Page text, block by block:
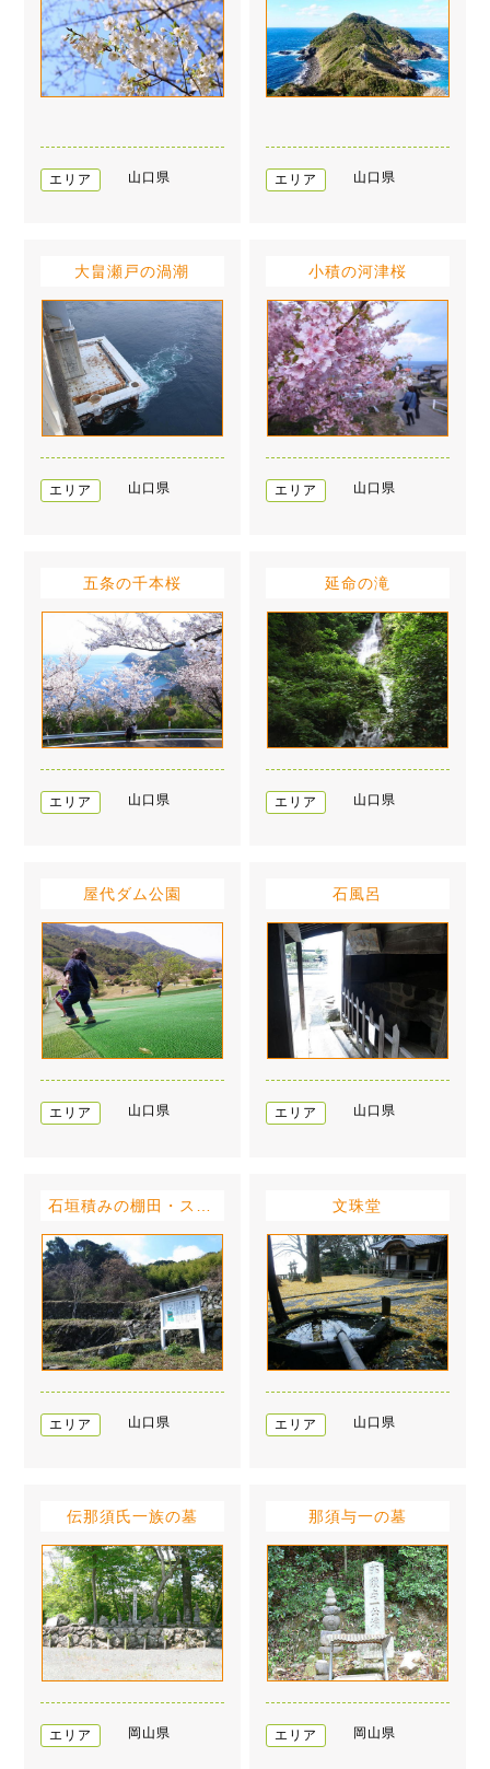
エリア 山口県 エリア 山口県
大畠瀬戸の渦潮
エリア 山口県
小積の河津桜
エリア 山口県
五条の千本桜
エリア 山口県
延命の滝
エリア 山口県
屋代ダム公園
エリア 山口県
石風呂
エリア 山口県
エリア 山口県
文珠堂
エリア 山口県
伝那須氏一族の墓
エリア 岡山県
那須与一の墓
エリア 岡山県